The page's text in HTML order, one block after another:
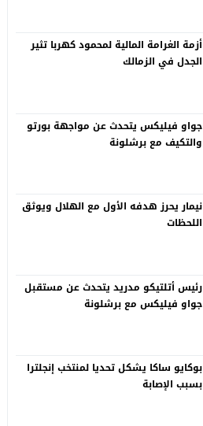
أزمة الغرامة المالية لمحمود كهربا تثير
الجدل في الزمالك
جواو فيليكس يتحدث عن مواجهة بورتو
والتكيف مع برشلونة
نيمار يحرز هدفه الأول مع الهلال ويوثق
اللحظات
رئيس أتلتيكو مدريد يتحدث عن مستقبل
جواو فيليكس مع برشلونة
بوكايو ساكا يشكل تحديا لمنتخب إنجلترا
بسبب الإصابة